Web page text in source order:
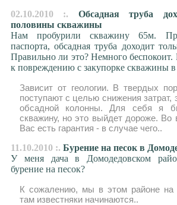
02.10.2010 :. Обсадная труба
половины скважины
Нам пробурили скважину 65м.
паспорта, обсадная труба доходит
Правильно ли это? Немного беспокоит.
к повреждению с закупорке скважины
Зависит от геологии. В твердых
поступают с целью снижения затрат,
обсадной колонны. Для себя я
скважину, но это выйдет дороже. Во
Вас есть гарантия - в случае чего..
11.10.2010 :. Бурение на песок в
У меня дача в Домодедовском
бурение на песок?
К сожалению, мы в этом районе на
там известняки начинаются..